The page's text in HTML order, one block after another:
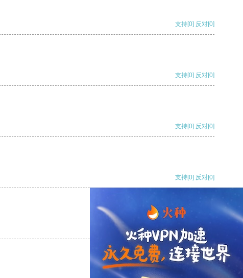
支持[0] 反对[0]
支持[0] 反对[0]
支持[0] 反对[0]
支持[0] 反对[0]
支持 反对